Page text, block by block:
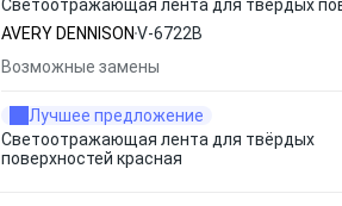
Светоотражающая лента для твёрдых
AVERY DENNISON V-6722B
Возможные замены
Лучшее предложение
Светоотражающая лента для твёрдых
поверхностей красная